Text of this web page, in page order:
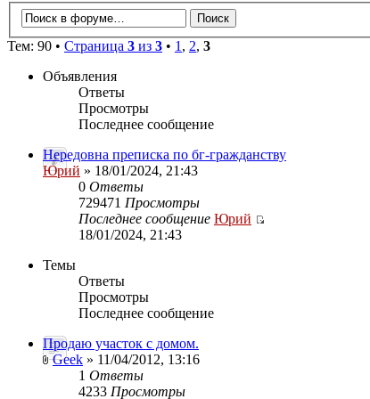
Тем: 90 • Страница 3 из 3 • 1 , 2, 3
Объявления
Ответы
Просмотры
Последнее сообщение
Нередовна преписка по бг-гражданству
Юрий » 18/01/2024, 21:43
0 Ответы
729471 Просмотры
Последнее сообщение Юрий
18/01/2024, 21:43
Темы
Ответы
Просмотры
Последнее сообщение
Продаю участок с домом.
Geek » 11/04/2012, 13:16
1 Ответы
4233 Просмотры